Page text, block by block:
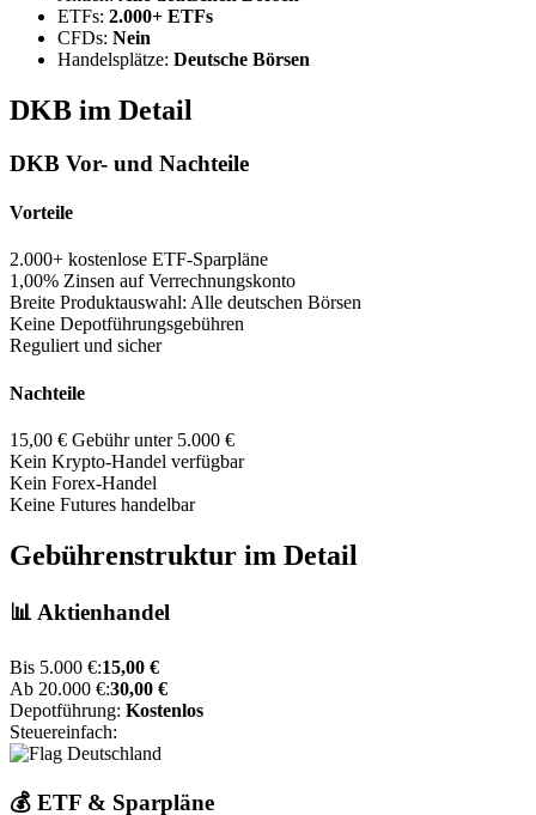
ETFs: 2.000+ ETFs
CFDs: Nein
Handelsplätze: Deutsche Börsen
DKB im Detail
DKB Vor- und Nachteile
Vorteile
2.000+ kostenlose ETF-Sparpläne
1,00% Zinsen auf Verrechnungskonto
Breite Produktauswahl: Alle deutschen Börsen
Keine Depotführungsgebühren
Reguliert und sicher
Nachteile
15,00 € Gebühr unter 5.000 €
Kein Krypto-Handel verfügbar
Kein Forex-Handel
Keine Futures handelbar
Gebührenstruktur im Detail
📊 Aktienhandel
Bis 5.000 €:15,00 €
Ab 20.000 €:30,00 €
Depotführung: Kostenlos
Steuereinfach:
💰 ETF & Sparpläne